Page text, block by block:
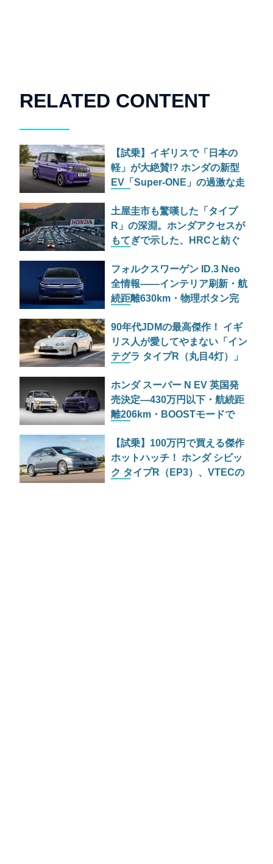
RELATED CONTENT
【試乗】イギリスで「日本の
軽」が大絶賛!? ホンダの新型
EV「Super-ONE」の過激な走
土屋圭市も驚嘆した「タイプ
R」の深淵。ホンダアクセスが
もてぎで示した、HRCと紡ぐ
フォルクスワーゲン ID.3 Neo
全情報——インテリア刷新・航
続距離630km・物理ボタン完
てきた
90年代JDMの最高傑作！ イギ
リス人が愛してやまない「イン
テグラ タイプR（丸目4灯）」
ホンダ スーパー N EV 英国発
売決定—430万円以下・航続距
離206km・BOOSTモードで
【試乗】100万円で買える傑作
ホットハッチ！ ホンダ シビッ
ク タイプR（EP3）、VTECの